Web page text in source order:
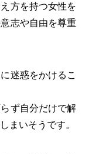
方を持つ女性を
志や自由を尊重
迷惑をかけるこ
ず自分だけで解
まいそうです。